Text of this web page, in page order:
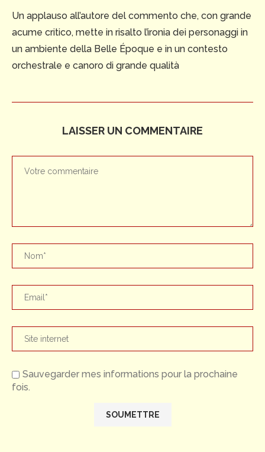
Un applauso all’autore del commento che, con grande
acume critico, mette in risalto l’ironia dei personaggi in
un ambiente della Belle Époque e in un contesto
orchestrale e canoro di grande qualità
LAISSER UN COMMENTAIRE
Sauvegarder mes informations pour la prochaine
fois.